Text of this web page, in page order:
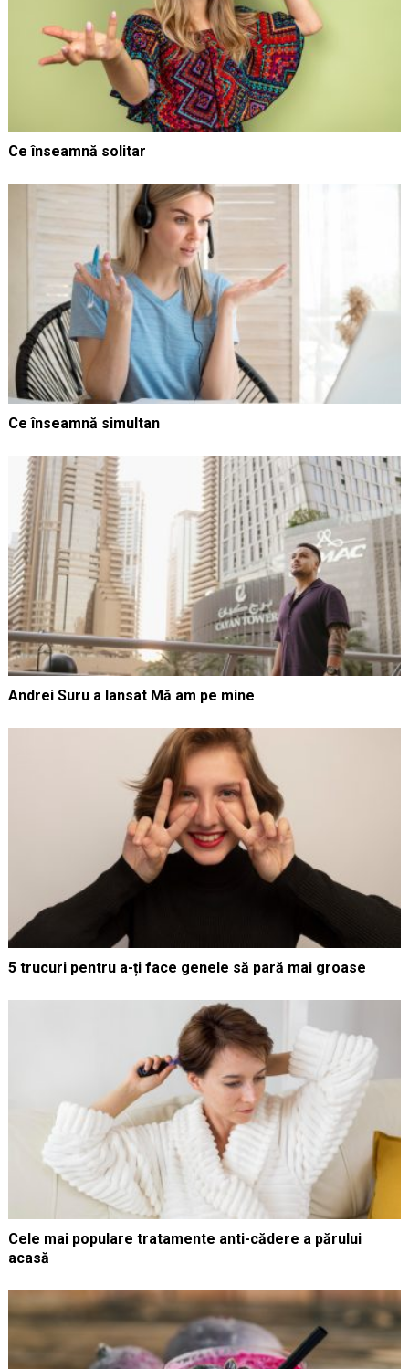
Ce înseamnă solitar
Ce înseamnă simultan
Andrei Suru a lansat Mă am pe mine
5 trucuri pentru a-ți face genele să pară mai groase
Cele mai populare tratamente anti-cădere a părului
acasă